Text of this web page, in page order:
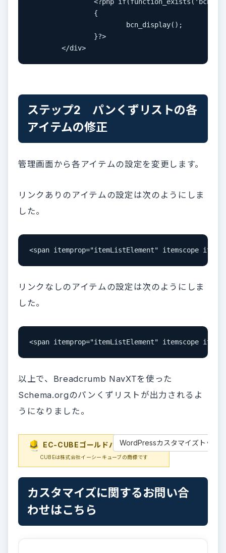
	</div>
ステップ2 パンくずリストの各
アイテムの修正
管理画面から各アイテムの設定を変更します。
リンクありのアイテムの設定は次のようにしま
した。
<span itemprop="itemListElement" itemscope
リンクなしのアイテムの設定は次のようにしま
した。
<span itemprop="itemListElement" itemscope
以上で、Breadcrumb NavXTを使った
Schema.orgのパンくずリストが出力されるよ
うになりました。
EC-CUBEゴールドパートナーEC-
CUBEは株式会社イーシーキューブの商標です
WordPressカスタマイズトップ
カスタマイズに関するお問い合
わせはこちら